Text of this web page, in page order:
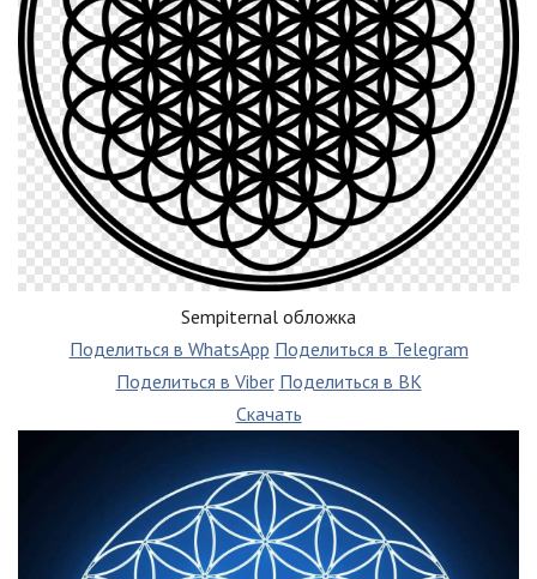
Sempiternal обложка
Поделиться в WhatsApp Поделиться в Telegram
Поделиться в Viber Поделиться в ВК
Скачать